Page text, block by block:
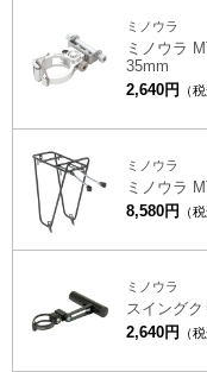
ミノウラ
ミノウラ
35mm
2,640円
（
ミノウラ
ミノウラ
8,580円
（
ミノウラ
スイング
2,640円
（